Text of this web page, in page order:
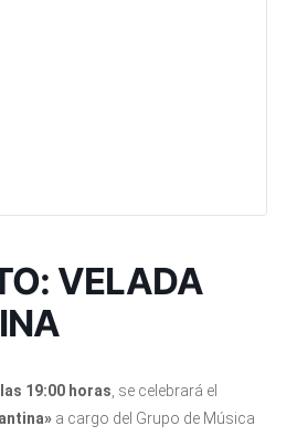
VELADA
19:00 horas , se celebrará el
a cargo del Grupo de Música